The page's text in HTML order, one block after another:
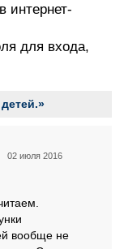
в интернет-
для входа,
02 июля 2016
вообще не